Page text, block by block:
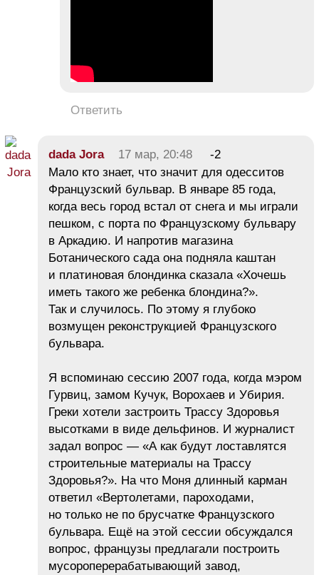
Ответить
dada Jora 17 мар, 20:48
-2
Мало кто знает, что значит для одесситов
Французский бульвар. В январе 85 года,
когда весь город встал от снега и мы играли
пешком, с порта по Французскому бульвару
в Аркадию. И напротив магазина
Ботанического сада она подняла каштан
и платиновая блондинка сказала «Хочешь
иметь такого же ребенка блондина?».
Так и случилось. По этому я глубоко
возмущен реконструкцией Французского
бульвара.
Я вспоминаю сессию 2007 года, когда мэром
Гурвиц, замом Кучук, Ворохаев и Убирия.
Греки хотели застроить Трассу Здоровья
высотками в виде дельфинов. И журналист
задал вопрос — «А как будут лоставлятся
строительные материалы на Трассу
Здоровья?». На что Моня длинный карман
ответил «Вертолетами, пароходами,
но только не по брусчатке Французского
бульвара. Ещё на этой сессии обсуждался
вопрос, французы предлагали построить
мусороперерабатывающий завод,